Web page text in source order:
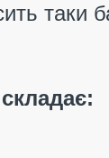
таки
: